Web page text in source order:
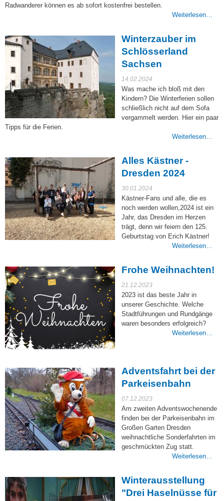
Radwanderer können es ab sofort kostenfrei bestellen.
Weiterlesen…
Winterzauber im
Schlösserland
Sachsen
14.02.2024
Was mache ich bloß mit den
Kindern? Die Winterferien sollen
schließlich nicht auf dem Sofa
vergammelt werden. Hier ein paar
Tipps für die Ferien.
Weiterlesen…
Alles Kästner -
Dresden 2024
30.01.2024
Kästner-Fans und alle, die es
noch werden wollen,2024 ist ein
Jahr, das Dresden im Herzen
trägt, denn wir feiern den 125.
Geburtstag von Erich Kästner!
Weiterlesen…
Frohe Weihnachten!
21.12.2023
2023 ist das beste Jahr in
unserer Geschichte. Welche
Stadtführungen und Rundgänge
waren besonders erfolgreich?
Weiterlesen…
Adventsfahrt bei der
Parkeisenbahn
07.12.2023
Am zweiten Adventswochenende
finden bei der Parkeisenbahn im
Großen Garten Dresden
weihnachtliche Sonderfahrten im
geschmückten Zug statt.
Weiterlesen…
Winterausstellung
"Drei Haselnüsse für